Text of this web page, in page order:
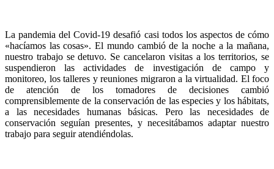
La pandemia del Covid-19 desafió casi todos los aspectos de cómo
«hacíamos las cosas». El mundo cambió de la noche a la mañana,
nuestro trabajo se detuvo. Se cancelaron visitas a los territorios, se
suspendieron las actividades de investigación de campo y
monitoreo, los talleres y reuniones migraron a la virtualidad. El foco
de atención de los tomadores de decisiones cambió
comprensiblemente de la conservación de las especies y los hábitats,
a las necesidades humanas básicas. Pero las necesidades de
conservación seguían presentes, y necesitábamos adaptar nuestro
trabajo para seguir atendiéndolas.